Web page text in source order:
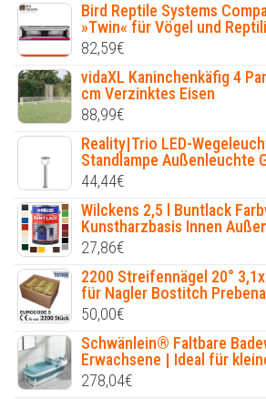
Bird Reptile Systems
»Twin« für Vögel und
82,59€
vidaXL Kaninchenkäfig 4
cm Verzinktes Eisen
88,99€
Reality|Trio LED-
Standlampe Außenleuchte
44,44€
Wilckens 2,5 l Buntlack
Kunstharzbasis Innen
27,86€
2200 Streifennägel 20°
für Nagler Bostitch
50,00€
Schwänlein® Faltbare
Erwachsene | Ideal für
278,04€